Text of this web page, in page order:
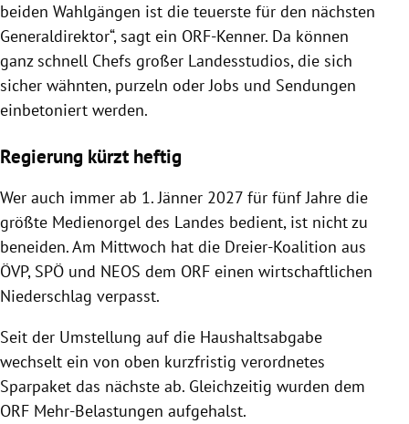
beiden Wahlgängen ist die teuerste für den nächsten
Generaldirektor“, sagt ein ORF-Kenner. Da können
ganz schnell Chefs großer Landesstudios, die sich
sicher wähnten, purzeln oder Jobs und Sendungen
einbetoniert werden.
Regierung kürzt heftig
Wer auch immer ab 1. Jänner 2027 für fünf Jahre die
größte Medienorgel des Landes bedient, ist nicht zu
beneiden. Am Mittwoch hat die Dreier-Koalition aus
ÖVP, SPÖ und NEOS dem ORF einen wirtschaftlichen
Niederschlag verpasst.
Seit der Umstellung auf die Haushaltsabgabe
wechselt ein von oben kurzfristig verordnetes
Sparpaket das nächste ab. Gleichzeitig wurden dem
ORF Mehr-Belastungen aufgehalst.